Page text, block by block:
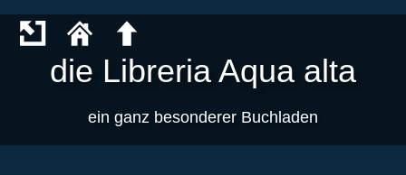
die Libreria Aqua alta
ein ganz besonderer Buchladen